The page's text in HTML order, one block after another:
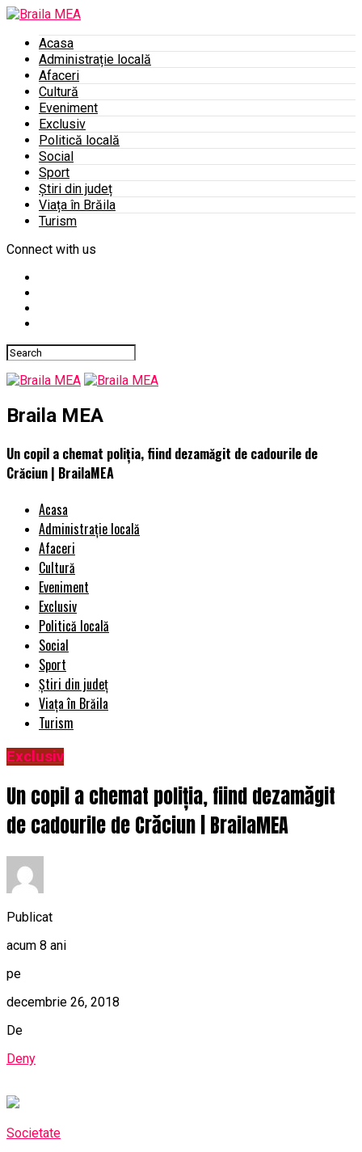
Acasa
Administrație locală
Afaceri
Cultură
Eveniment
Exclusiv
Politică locală
Social
Sport
Știri din județ
Viața în Brăila
Turism
Connect with us
Braila MEA
Un copil a chemat poliția, fiind dezamăgit de cadourile de
Crăciun | BrailaMEA
Acasa
Administrație locală
Afaceri
Cultură
Eveniment
Exclusiv
Politică locală
Social
Sport
Știri din județ
Viața în Brăila
Turism
Exclusiv
Un copil a chemat poliția, fiind dezamăgit
de cadourile de Crăciun | BrailaMEA
Publicat
acum 8 ani
pe
decembrie 26, 2018
De
Deny
Societate